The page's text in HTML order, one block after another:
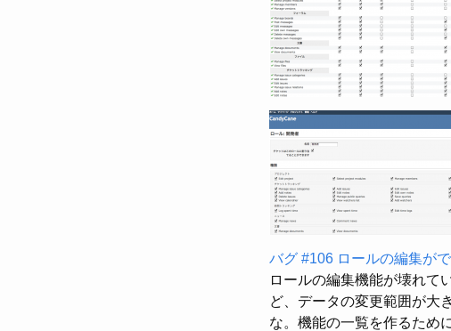
バグ #106 ロールの編集が
ロールの編集機能が壊れて
ど、データの変更範囲が大
な。機能の一覧を作るため